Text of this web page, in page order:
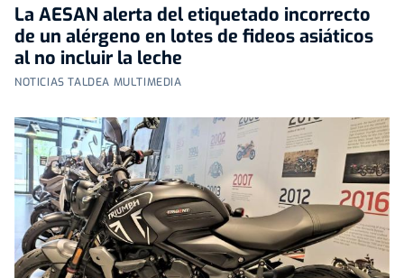
La AESAN alerta del etiquetado incorrecto
de un alérgeno en lotes de fideos asiáticos
al no incluir la leche
NOTICIAS TALDEA MULTIMEDIA